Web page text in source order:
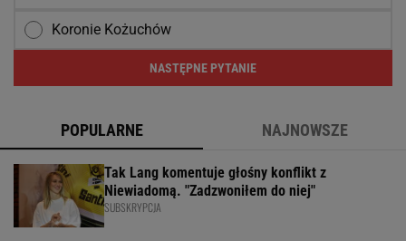
Koronie Kożuchów
NASTĘPNE PYTANIE
POPULARNE NAJNOWSZE
Tak Lang komentuje głośny konflikt z
Niewiadomą. "Zadzwoniłem do niej"
SUBSKRYPCJA